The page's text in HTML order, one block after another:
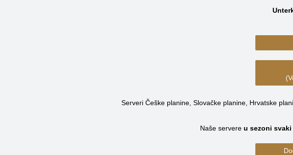
Serveri Češke planine, Slovačke planine, Hrvatske
Naše servere u sezoni